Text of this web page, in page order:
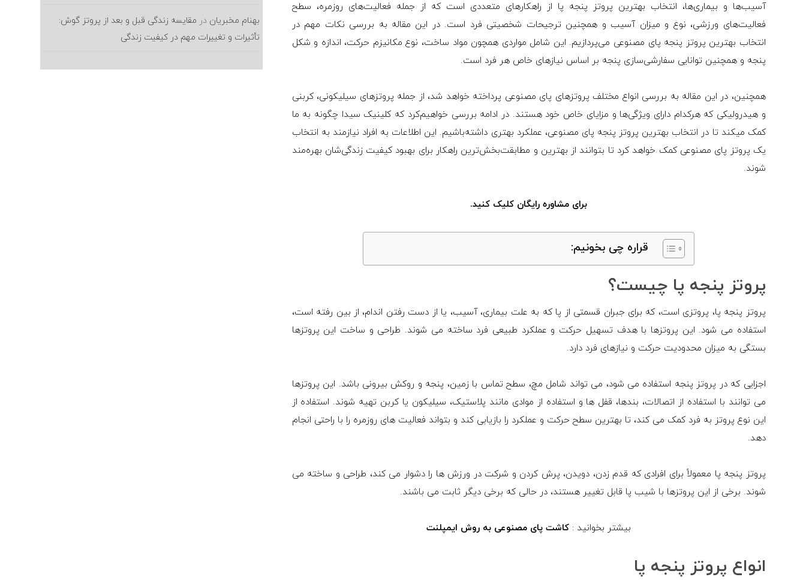
آسیب‌ها و بیماری‌ها، انتخاب بهترین پروتز پنجه پا از راهکارهای متعددی است که از جمله فعالیت‌های روزمره، سطح
فعالیت‌های ورزشی، نوع و میزان آسیب و همچنین ترجیحات شخصیتی فرد است. در این مقاله به بررسی نکات مهم در
انتخاب بهترین پروتز پنجه پای مصنوعی می‌پردازیم. این شامل مواردی همچون مواد ساخت، نوع مکانیزم حرکت، اندازه و شکل
پنجه و همچنین توانایی سفارشی‌سازی پنجه بر اساس نیازهای خاص هر فرد است.
همچنین، در این مقاله به بررسی انواع مختلف پروتزهای پای مصنوعی پرداخته خواهد شد، از جمله پروتزهای سیلیکونی، کربنی
و هیدرولیکی که هرکدام دارای ویژگی‌ها و مزایای خاص خود هستند. در ادامه بررسی خواهیم‌کرد که کلینیک سیدا چگونه به ما
کمک می­کند تا در انتخاب بهترین پروتز پنجه پای مصنوعی، عملکرد بهتری داشته‌باشیم. این اطلاعات به افراد نیازمند به انتخاب
یک پروتز پای مصنوعی کمک خواهد کرد تا بتوانند از بهترین و مطابقت‌بخش‌ترین راهکار برای بهبود کیفیت زندگی‌شان بهره‌مند
شوند.
برای مشاوره رایگان کلیک کنید.
قراره چی بخونیم:
پروتز پنجه پا چیست؟
پروتز پنجه پا، پروتزی است، که برای جبران قسمتی از پا که به علت بیماری، آسیب، یا از دست رفتن اندام، از بین رفته است،
استفاده می شود. این پروتزها با هدف تسهیل حرکت و عملکرد طبیعی فرد ساخته می شوند. طراحی و ساخت این پروتزها
بستگی به میزان محدودیت حرکت و نیازهای فرد دارد.
اجزایی که در پروتز پنجه استفاده می شود، می تواند شامل مچ، سطح تماس با زمین، پنجه و روکش بیرونی باشد. این پروتزها
می توانند با استفاده از اتصالات، بندها، قفل ها و استفاده از موادی مانند پلاستیک، سیلیکون یا کربن تهیه شوند. استفاده از
این نوع پروتز به فرد کمک می کند، تا بهترین سطح حرکت و عملکرد را بازیابی کند و بتواند فعالیت های روزمره را با راحتی انجام
دهد.
پروتز پنجه پا معمولاً برای افرادی که قدم زدن، دویدن، پرش کردن و شرکت در ورزش ها را دشوار می کند، طراحی و ساخته می
شوند. برخی از این پروتزها با شیب پا قابل تغییر هستند، در حالی که برخی دیگر ثابت می باشند.
بیشتر بخوانید : کاشت پای مصنوعی به روش ایمپلنت
انواع پروتز پنجه پا
بهنام مخبریان در مقایسه زندگی قبل و بعد از پروتز گوش:
تأثیرات و تغییرات مهم در کیفیت زندگی